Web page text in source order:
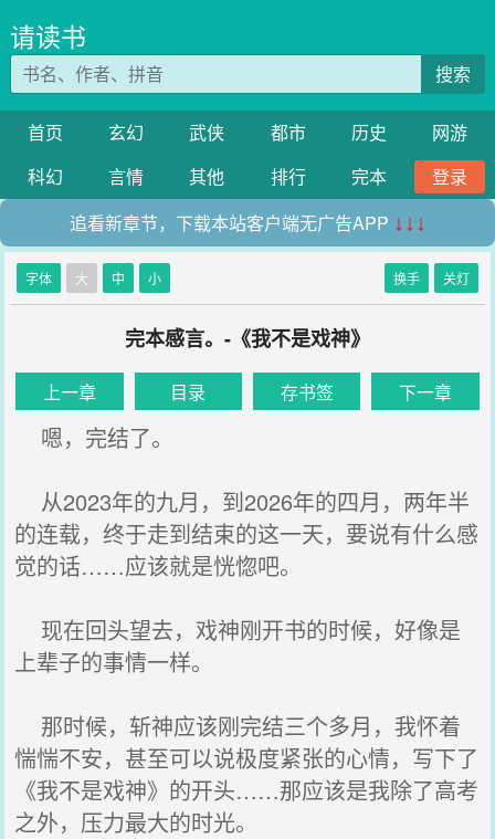
请读书
搜索
首页 玄幻 武侠 都市 历史
网游
科幻
言情 其他 排行 完本
登录
追看新章节，下载本站客户端无广告APP ↓↓↓
字体 大 中 小 换手 关灯
完本感言。-《我不是戏神》
上一章 目录 存书签 下一章
嗯，完结了。
从2023年的九月，到2026年的四月，两年半
的连载，终于走到结束的这一天，要说有什么感
觉的话……应该就是恍惚吧。
现在回头望去，戏神刚开书的时候，好像是
上辈子的事情一样。
那时候，斩神应该刚完结三个多月，我怀着
惴惴不安，甚至可以说极度紧张的心情，写下了
《我不是戏神》的开头……那应该是我除了高考
之外，压力最大的时光。